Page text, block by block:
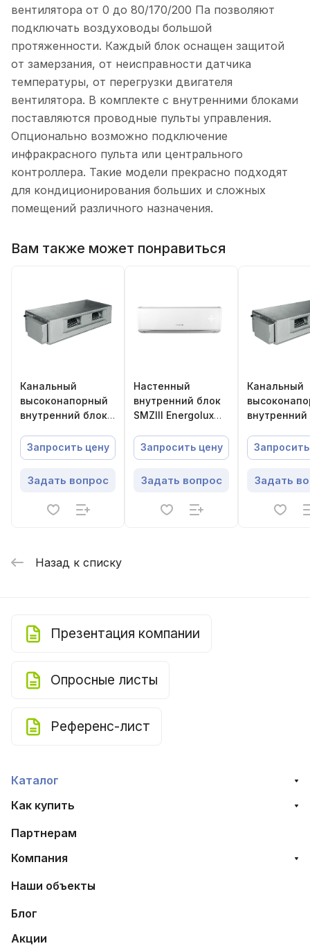
вентилятора от 0 до 80/170/200 Па позволяют
подключать воздуховоды большой
протяженности. Каждый блок оснащен защитой
от замерзания, от неисправности датчика
температуры, от перегрузки двигателя
вентилятора. В комплекте с внутренними блоками
поставляются проводные пульты управления.
Опционально возможно подключение
инфракрасного пульта или центрального
контроллера. Такие модели прекрасно подходят
для кондиционирования больших и сложных
помещений различного назначения.
Вам также может понравиться
Канальный
высоконапорный
внутренний блок
V2AI SMZH96V2AI
Запросить цену
Задать вопрос
Настенный
внутренний блок
SMZIII Energolux
Запросить цену
Задать вопрос
Канальный
внутренний
V2AI
Задать
Назад к списку
Презентация компании
Опросные листы
Референс-лист
Каталог
Как купить
Партнерам
Компания
Наши объекты
Блог
Акции